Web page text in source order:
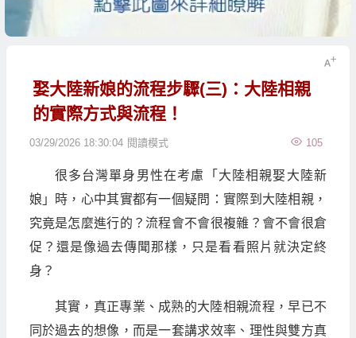
娶大陸新娘的流程步驟(三)：大陸相親
的實際方式與流程！
03/29/2026 18:30:04 105
閱讀模式
很多台灣單身男性在考慮「大陸相親娶大陸新
娘」時，心中其實都有一個疑問：實際到大陸相親，
究竟是怎麼進行的？流程會不會很複雜？會不會很倉
促？還是像過去傳聞那樣，只是看看照片就決定終
身？
其實，真正專業、成熟的大陸相親流程，早已不
同於過去的想像，而是一套講求效率、理性與雙方真